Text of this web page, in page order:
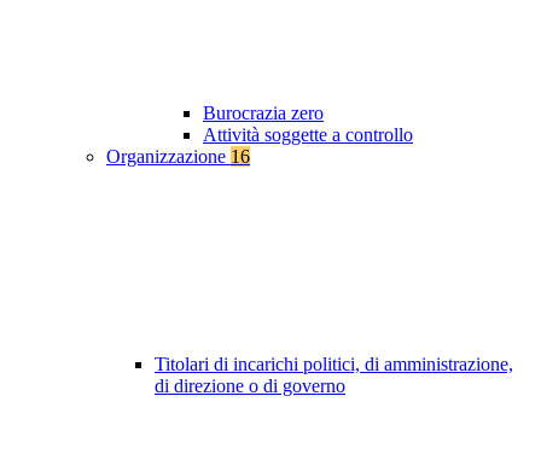
Burocrazia zero
Attività soggette a controllo
Organizzazione 16
Titolari di incarichi politici, di amministrazione,
di direzione o di governo